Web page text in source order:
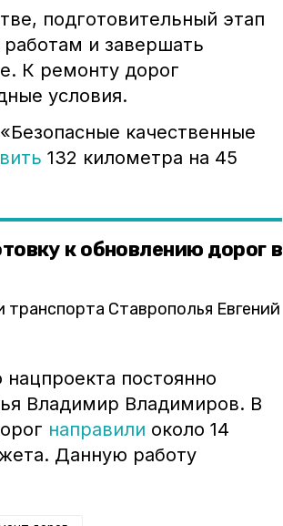
подготовительный этап
и завершать
К ремонту дорог
условия.
качественные
132 километра на 45
к обновлению дорог в
Ставрополья Евгений
постоянно
Владимир Владимиров. В
направили около 14
Данную работу